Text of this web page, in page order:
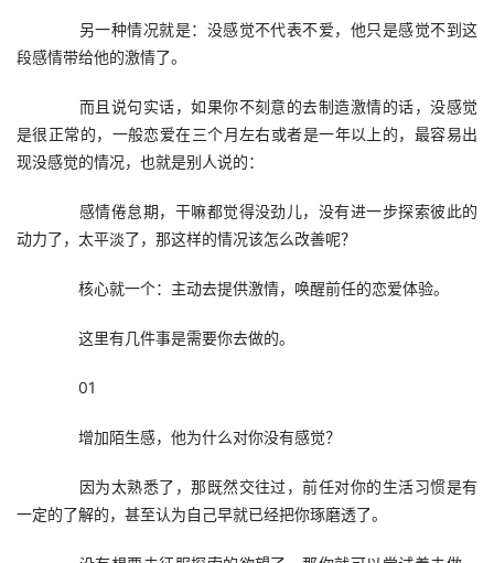
另一种情况就是：没感觉不代表不爱，他只是感觉不到这
段感情带给他的激情了。
而且说句实话，如果你不刻意的去制造激情的话，没感觉
是很正常的，一般恋爱在三个月左右或者是一年以上的，最容易出
现没感觉的情况，也就是别人说的：
感情倦怠期，干嘛都觉得没劲儿，没有进一步探索彼此的
动力了，太平淡了，那这样的情况该怎么改善呢？
核心就一个：主动去提供激情，唤醒前任的恋爱体验。
这里有几件事是需要你去做的。
01
增加陌生感，他为什么对你没有感觉？
因为太熟悉了，那既然交往过，前任对你的生活习惯是有
一定的了解的，甚至认为自己早就已经把你琢磨透了。